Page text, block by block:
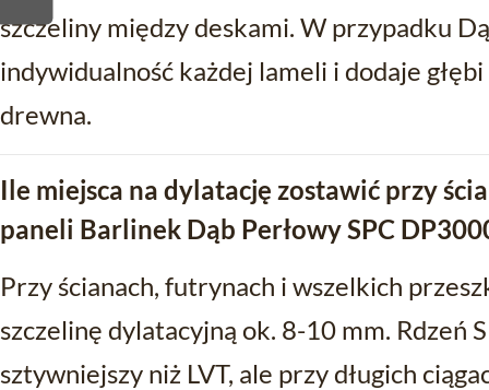
szczeliny między deskami. W przypadku
indywidualność każdej lameli i dodaje
drewna.
Ile miejsca na dylatację zostawić przy
paneli Barlinek Dąb Perłowy SPC
Przy ścianach, futrynach i wszelkich
szczelinę dylatacyjną ok. 8-10 mm. Rdzeń
sztywniejszy niż LVT, ale przy długich